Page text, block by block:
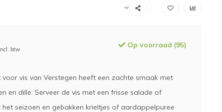
btw Op voorraad (95)
voor vis van Verstegen heeft een zachte smaak met
en dille. Serveer de vis met een frisse salade of
het seizoen en gebakken krieltjes of aardappelpuree